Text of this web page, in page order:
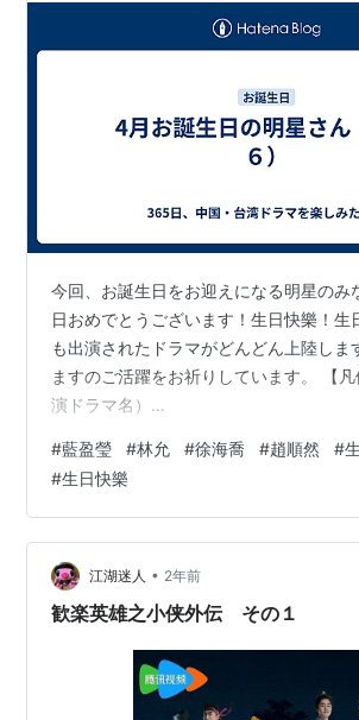
今回、お誕生日をお迎えになる明星のみ
日おめでとうございます！生日快樂！生
も出演されたドラマがどんどん上陸しま
ますのご活躍をお祈りしています。 【
演ドラマ名）
4/16・陳豪さん （紫禁城 華の嵐） ・朱
魂、マイ・ディア・フレンド～恋するコ
～、明蘭～才媛の春～、ミーユエ 王朝
盈瑩さん （あなたを見つけたい～See
される花、宮廷の諍い女） ・林允さん （
奏でる交響曲＜シンフォニー＞、蒼穹の
#藍盈瑩 #林允 #徐海喬 #趙順然 #
#生日快樂
江湖迷人 • 2年前
歓楽英雄之小侠外伝 その１